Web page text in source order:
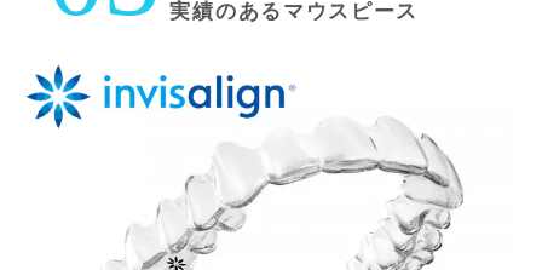
実績のあるマウスピース